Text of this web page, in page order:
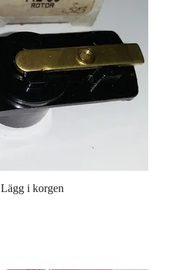
Lägg i korgen